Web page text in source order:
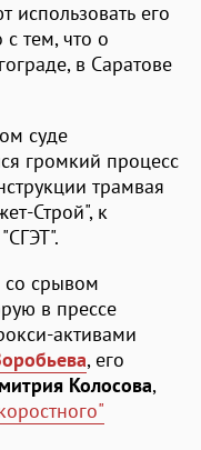
использовать его
с тем, что о
в Саратове
суде
громкий процесс
трамвая
Строй", к
со срывом
в прессе
активами
, его
Колосова,